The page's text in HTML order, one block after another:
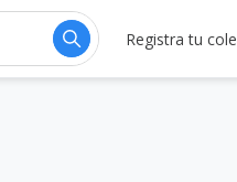
Registra tu